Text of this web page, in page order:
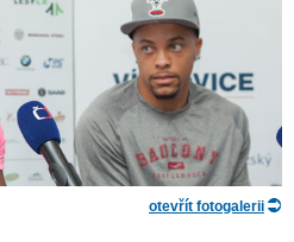
otevřít fotogalerii